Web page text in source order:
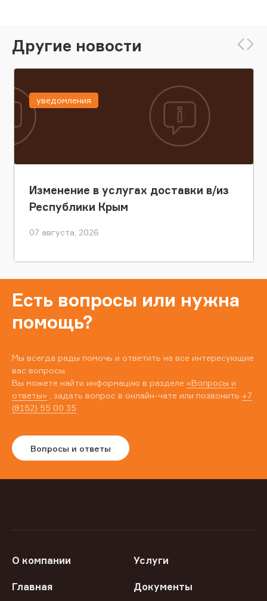
Другие новости
Изменение в услугах доставки в/из
Республики Крым
07 августа, 2026
уведомления
Есть вопросы или нужна
помощь?
Мы всегда рады помочь и ответить на все интересующие
вас вопросы.
Вы можете найти информацию в разделе «Вопросы и
ответы» , задать вопрос в онлайн-чате или позвонить +7
(8152) 55 00 35
Вопросы и ответы
О компании Услуги
Главная Документы